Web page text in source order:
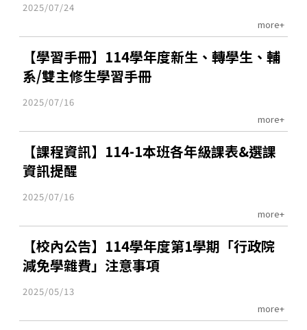
2025/07/24
more+
【學習手冊】114學年度新生、轉學生、輔
系/雙主修生學習手冊
2025/07/16
more+
【課程資訊】114-1本班各年級課表&選課
資訊提醒
2025/07/16
more+
【校內公告】114學年度第1學期「行政院
減免學雜費」注意事項
2025/05/13
more+